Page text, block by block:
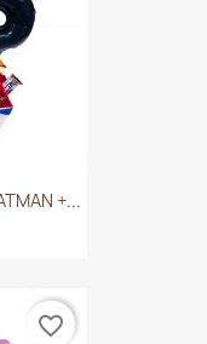
+...
favorite_border